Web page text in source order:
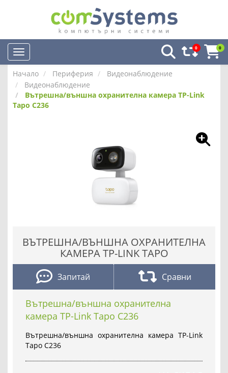
0 0
Начало Периферия
Видеонаблюдение
Видеонаблюдение
Вътрешна/външна охранителна камера TP-Link
Tapo C236
ВЪТРЕШНА/ВЪНШНА ОХРАНИТЕЛНА
КАМЕРА TP-LINK TAPO
Запитай Сравни
Вътрешна/външна охранителна
камера TP-Link Tapo C236
Вътрешна/външна охранителна камера TP-Link
Tapo C236